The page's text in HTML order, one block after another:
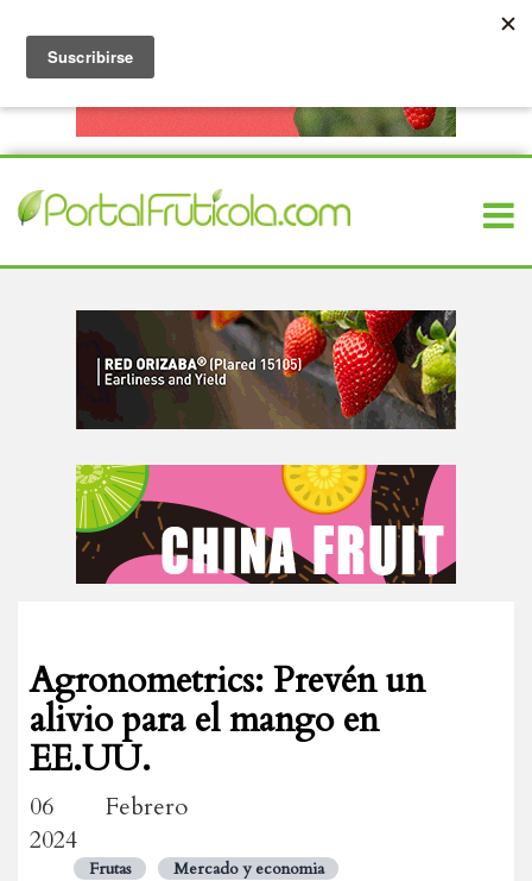
Agronometrics: Prevén un
alivio para el mango en
EE.UU.
06 Febrero
2024
Frutas Mercado y economia